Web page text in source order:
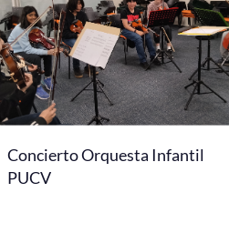
Concierto Orquesta Infantil
PUCV